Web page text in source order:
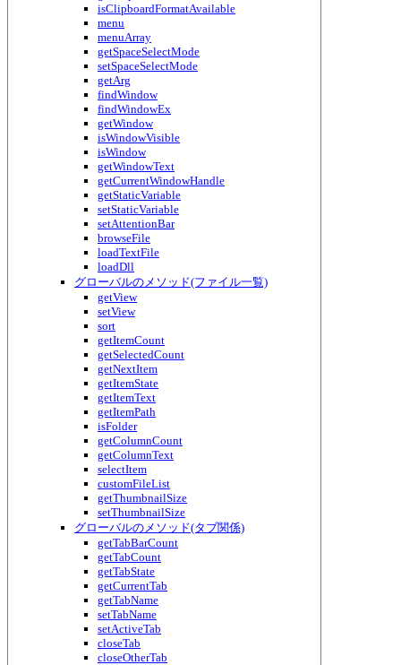
isClipboardFormatAvailable
menu
menuArray
getSpaceSelectMode
setSpaceSelectMode
getArg
findWindow
findWindowEx
getWindow
isWindowVisible
isWindow
getWindowText
getCurrentWindowHandle
getStaticVariable
setStaticVariable
setAttentionBar
browseFile
loadTextFile
loadDll
グローバルのメソッド(ファイル一覧)
getView
setView
sort
getItemCount
getSelectedCount
getNextItem
getItemState
getItemText
getItemPath
isFolder
getColumnCount
getColumnText
selectItem
customFileList
getThumbnailSize
setThumbnailSize
グローバルのメソッド(タブ関係)
getTabBarCount
getTabCount
getTabState
getCurrentTab
getTabName
setTabName
setActiveTab
closeTab
closeOtherTab